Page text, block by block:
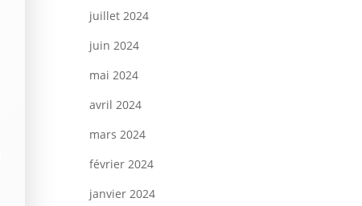
juillet 2024
juin 2024
mai 2024
avril 2024
mars 2024
février 2024
janvier 2024